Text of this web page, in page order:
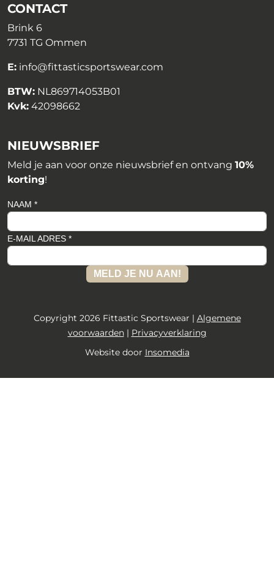
CONTACT
Brink 6
7731 TG Ommen
E: info@fittasticsportswear.com
BTW: NL869714053B01
Kvk: 42098662
NIEUWSBRIEF
Meld je aan voor onze nieuwsbrief en ontvang 10%
korting!
NAAM *
E-MAIL ADRES *
MELD JE NU AAN!
Copyright 2026 Fittastic Sportswear | Algemene
voorwaarden| Privacyverklaring
Website door Insomedia